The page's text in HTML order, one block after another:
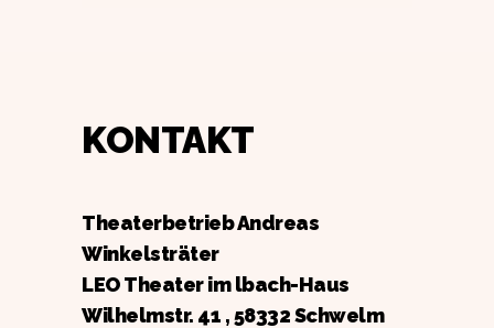
KONTAKT
Theaterbetrieb Andreas
Winkelsträter
LEO Theater im lbach-Haus
Wilhelmstr. 41 , 58332 Schwelm